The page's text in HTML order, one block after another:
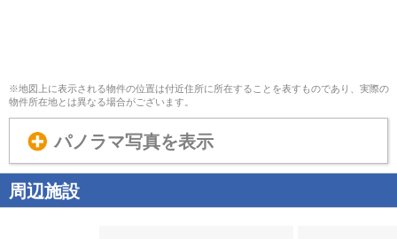
※地図上に表示される物件の位置は付近住所に所在することを表すものであり、実際の
物件所在地とは異なる場合がございます。
パノラマ写真を表示
周辺施設